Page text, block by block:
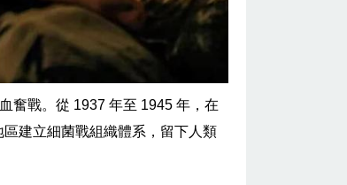
奮戰。從 1937 年至 1945 年，在
建立細菌戰組織體系，留下人類